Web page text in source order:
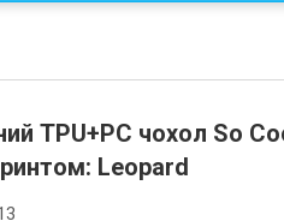
TPU+PC чохол So
Leopard